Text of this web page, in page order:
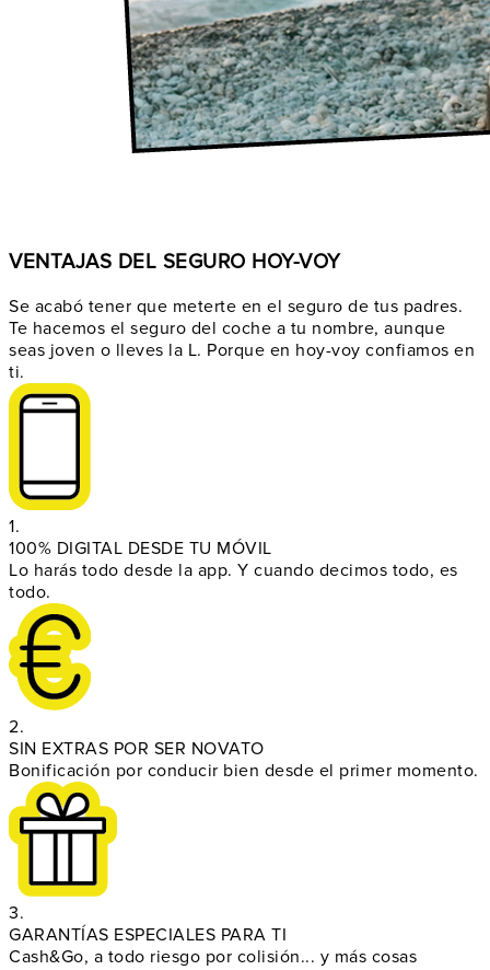
VENTAJAS DEL SEGURO HOY-VOY
Se acabó tener que meterte en el seguro de tus padres.
Te hacemos el seguro del coche a tu nombre, aunque
seas joven o lleves la L. Porque en hoy-voy confiamos en
ti.
1.
100% DIGITAL DESDE TU MÓVIL
Lo harás todo desde la app. Y cuando decimos todo, es
todo.
2.
SIN EXTRAS POR SER NOVATO
Bonificación por conducir bien desde el primer momento.
3.
GARANTÍAS ESPECIALES PARA TI
Cash&Go, a todo riesgo por colisión... y más cosas